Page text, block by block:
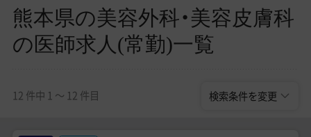
ドクターコネクトの強み
エージェント紹介
常勤求人一覧
熊本県の美容外科・美容皮膚科
の医師求人(常勤)一覧
12 件中 1 〜 12 件目 検索条件を変更